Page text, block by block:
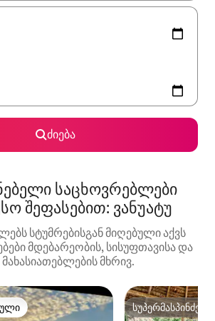
ძიება
საცხოვრებლები
შეფასებით: ვანუატუ
სტუმრებისგან მიღებული აქვს
მდებარეობის, სისუფთავისა და
მახასიათებლების მხრივ.
ვარიანტი